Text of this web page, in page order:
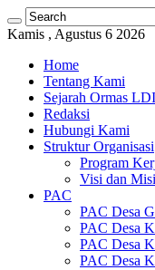
Kamis , Agustus 6 2026
Home
Tentang Kami
Sejarah Ormas
Redaksi
Hubungi Kami
Struktur Organisasi
Program
Visi dan Misi
PAC
PAC Desa
PAC Desa
PAC Desa
PAC Desa